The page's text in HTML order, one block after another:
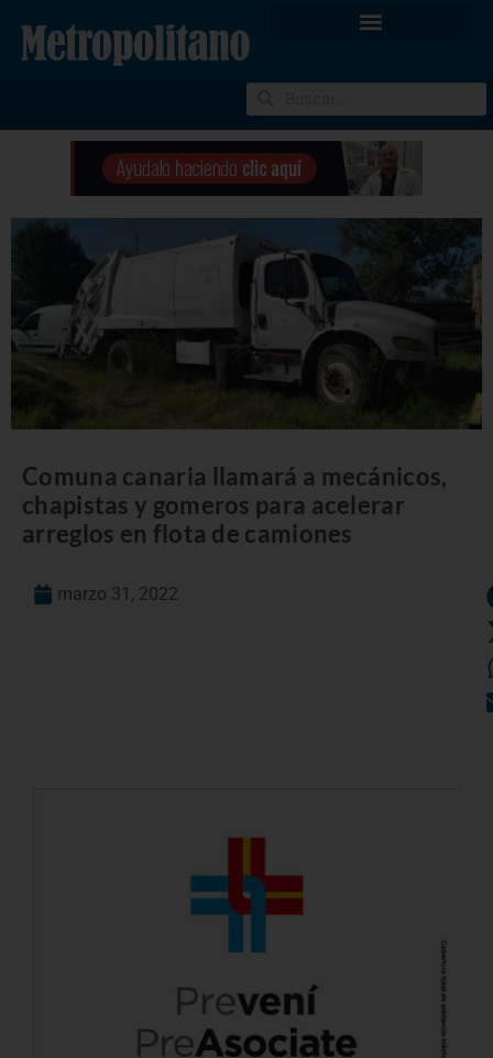
Comuna canaria llamará a mecánicos,
chapistas y gomeros para acelerar
arreglos en flota de camiones
marzo 31, 2022